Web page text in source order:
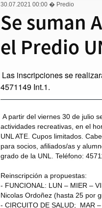
30.07.2021 00:00 � Predio
Se suman
el Predio
Las inscripciones se
4571149 Int.1.
A partir del viernes 30 de julio
actividades recreativas, en el
UNL ATE. Cupos limitados.
para socios, afiliados/as y
grado de la UNL. Teléfono:
Reinscripción a propuestas:
- FUNCIONAL: LUN – MIER –
Nicolas Ordoñez (hasta 25 por
- CIRCUITO DE SALUD; MAR